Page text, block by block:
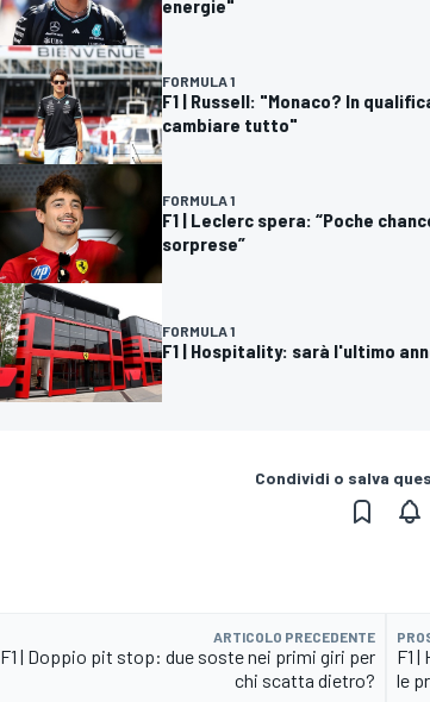
energie"
FORMULA 1
F1 | Russell: "Monaco? In
cambiare tutto"
FORMULA 1
F1 | Leclerc spera: “Poche
sorprese”
FORMULA 1
F1 | Hospitality: sarà l'ultimo
Condividi o salva
ARTICOLO PRECEDENTE
F1 | Doppio pit stop: due soste nei primi giri per
chi scatta dietro?
F1
le